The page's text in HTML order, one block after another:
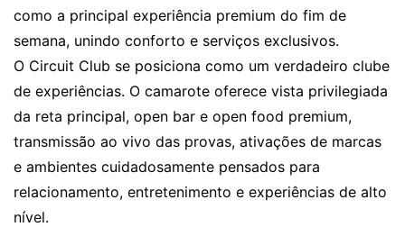
como a principal experiência premium do fim de
semana, unindo conforto e serviços exclusivos.
O Circuit Club se posiciona como um verdadeiro clube
de experiências. O camarote oferece vista privilegiada
da reta principal, open bar e open food premium,
transmissão ao vivo das provas, ativações de marcas
e ambientes cuidadosamente pensados para
relacionamento, entretenimento e experiências de alto
nível.